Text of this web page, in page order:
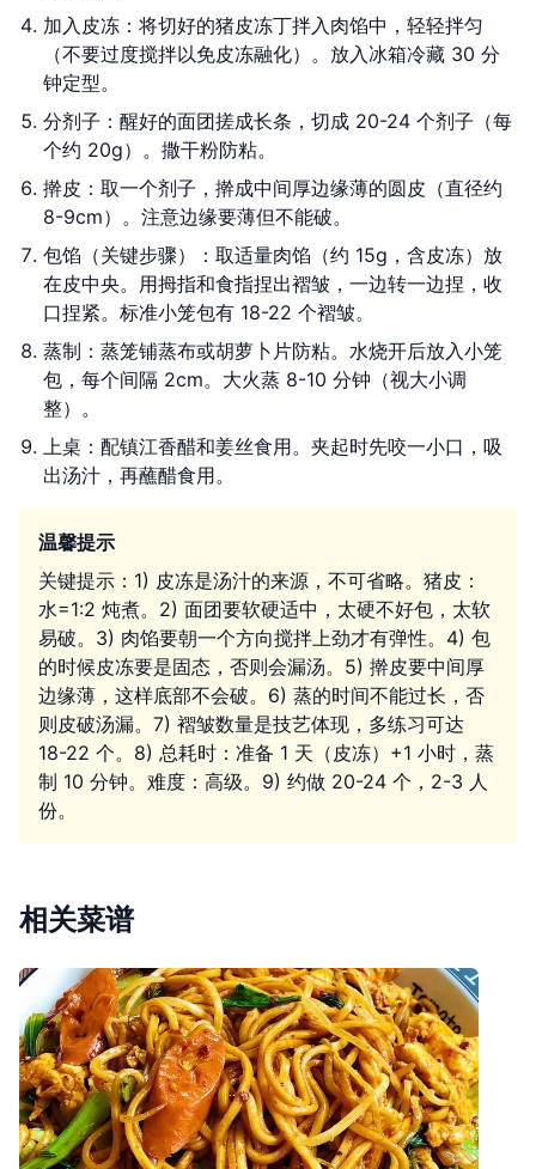
加入皮冻：将切好的猪皮冻丁拌入肉馅中，轻轻拌匀
（不要过度搅拌以免皮冻融化）。放入冰箱冷藏 30 分
钟定型。
分剂子：醒好的面团搓成长条，切成 20-24 个剂子（每
个约 20g）。撒干粉防粘。
擀皮：取一个剂子，擀成中间厚边缘薄的圆皮（直径约
8-9cm）。注意边缘要薄但不能破。
包馅（关键步骤）：取适量肉馅（约 15g，含皮冻）放
在皮中央。用拇指和食指捏出褶皱，一边转一边捏，收
口捏紧。标准小笼包有 18-22 个褶皱。
蒸制：蒸笼铺蒸布或胡萝卜片防粘。水烧开后放入小笼
包，每个间隔 2cm。大火蒸 8-10 分钟（视大小调
整）。
上桌：配镇江香醋和姜丝食用。夹起时先咬一小口，吸
出汤汁，再蘸醋食用。
温馨提示
关键提示：1) 皮冻是汤汁的来源，不可省略。猪皮：
水=1:2 炖煮。2) 面团要软硬适中，太硬不好包，太软
易破。3) 肉馅要朝一个方向搅拌上劲才有弹性。4) 包
的时候皮冻要是固态，否则会漏汤。5) 擀皮要中间厚
边缘薄，这样底部不会破。6) 蒸的时间不能过长，否
则皮破汤漏。7) 褶皱数量是技艺体现，多练习可达
18-22 个。8) 总耗时：准备 1 天（皮冻）+1 小时，蒸
制 10 分钟。难度：高级。9) 约做 20-24 个，2-3 人
份。
相关菜谱